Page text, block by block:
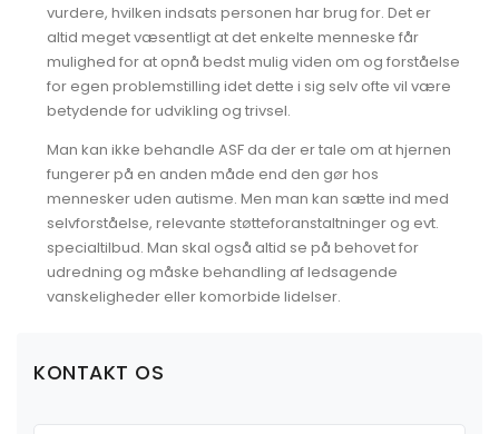
vurdere, hvilken indsats personen har brug for. Det er
altid meget væsentligt at det enkelte menneske får
mulighed for at opnå bedst mulig viden om og forståelse
for egen problemstilling idet dette i sig selv ofte vil være
betydende for udvikling og trivsel.
Man kan ikke behandle ASF da der er tale om at hjernen
fungerer på en anden måde end den gør hos
mennesker uden autisme. Men man kan sætte ind med
selvforståelse, relevante støtteforanstaltninger og evt.
specialtilbud. Man skal også altid se på behovet for
udredning og måske behandling af ledsagende
vanskeligheder eller komorbide lidelser.
KONTAKT OS